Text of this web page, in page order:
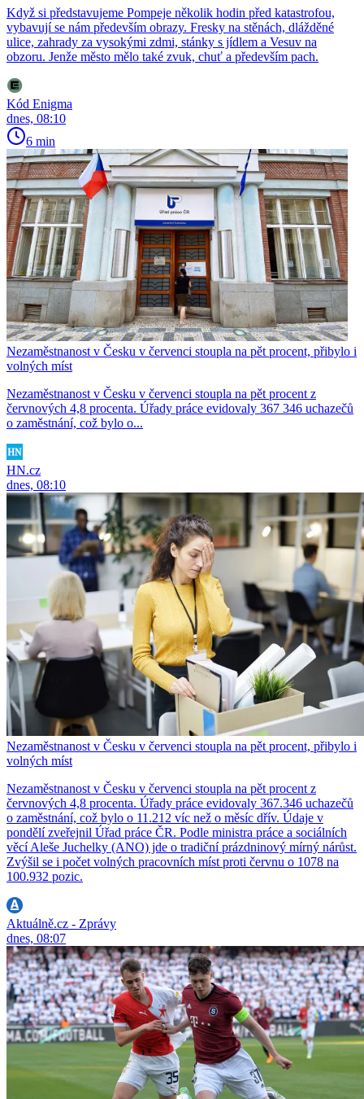
Když si představujeme Pompeje několik hodin před katastrofou,
vybavují se nám především obrazy. Fresky na stěnách, dlážděné
ulice, zahrady za vysokými zdmi, stánky s jídlem a Vesuv na
obzoru. Jenže město mělo také zvuk, chuť a především pach.
Kód Enigma
dnes, 08:10
6 min
Nezaměstnanost v Česku v červenci stoupla na pět procent, přibylo i
volných míst
Nezaměstnanost v Česku v červenci stoupla na pět procent z
červnových 4,8 procenta. Úřady práce evidovaly 367 346 uchazečů
o zaměstnání, což bylo o...
HN.cz
dnes, 08:10
Nezaměstnanost v Česku v červenci stoupla na pět procent, přibylo i
volných míst
Nezaměstnanost v Česku v červenci stoupla na pět procent z
červnových 4,8 procenta. Úřady práce evidovaly 367.346 uchazečů
o zaměstnání, což bylo o 11.212 víc než o měsíc dřív. Údaje v
pondělí zveřejnil Úřad práce ČR. Podle ministra práce a sociálních
věcí Aleše Juchelky (ANO) jde o tradiční prázdninový mírný nárůst.
Zvýšil se i počet volných pracovních míst proti červnu o 1078 na
100.932 pozic.
Aktuálně.cz - Zprávy
dnes, 08:07